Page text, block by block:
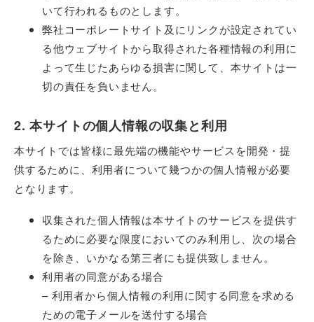
いて行われるものとします。
弊社コーポレートサイト及にリンクが設定されてい
る他ウェブサイトから取得された各種情報の利用に
よって生じたあらゆる損害に関して、本サイトは一
切の責任を負いません。
2. 本サイトの個人情報の収集と利用
本サイトでは皆様に最先端の機能やサービスを開発・提
供するために、利用者について幾つかの個人情報が必要
となります。
収集された個人情報は本サイトのサービスを提供す
るために必要な限度においてのみ利用し、次の場合
を除き、いかなる第三者にも提供致しません。
利用者の同意がある場合
– 利用者から個人情報の利用に関する同意を求める
ための電子メールを送付する場合